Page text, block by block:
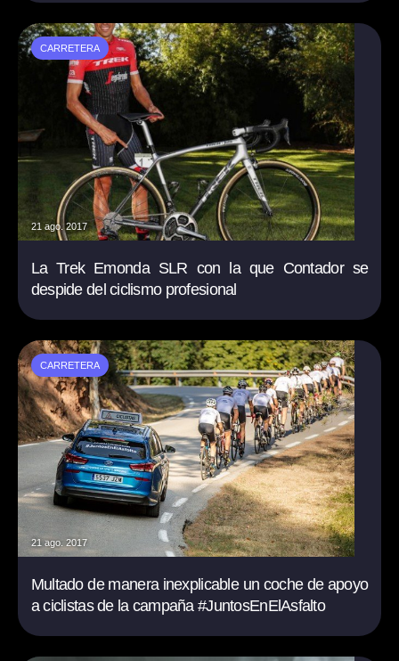
CARRETERA
21 ago. 2017
La Trek Emonda SLR con la que Contador se
despide del ciclismo profesional
CARRETERA
21 ago. 2017
Multado de manera inexplicable un coche de apoyo
a ciclistas de la campaña #JuntosEnElAsfalto